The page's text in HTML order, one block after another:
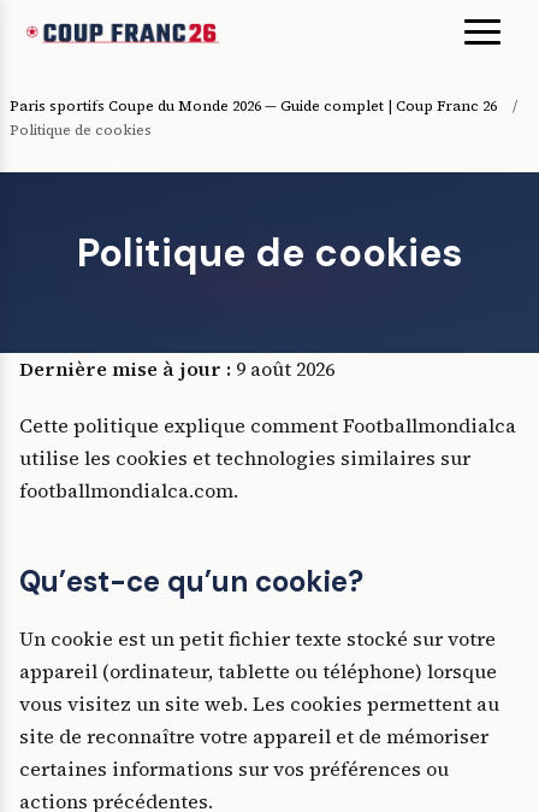
Paris sportifs Coupe du Monde 2026 — Guide complet | Coup Franc 26
/
Politique de cookies
Politique de cookies
Dernière mise à jour : 9 août 2026
Cette politique explique comment Footballmondialca
utilise les cookies et technologies similaires sur
footballmondialca.com.
Qu’est-ce qu’un cookie?
Un cookie est un petit fichier texte stocké sur votre
appareil (ordinateur, tablette ou téléphone) lorsque
vous visitez un site web. Les cookies permettent au
site de reconnaître votre appareil et de mémoriser
certaines informations sur vos préférences ou
actions précédentes.